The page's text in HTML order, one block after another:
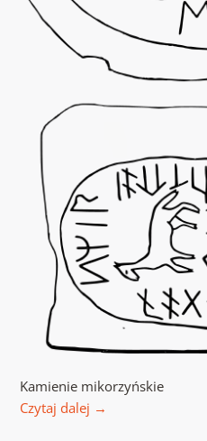
Kamienie mikorzyńskie
Czytaj dalej →